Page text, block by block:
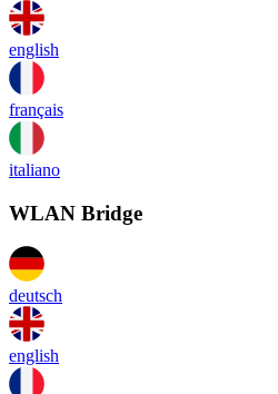
english
français
italiano
WLAN Bridge
deutsch
english